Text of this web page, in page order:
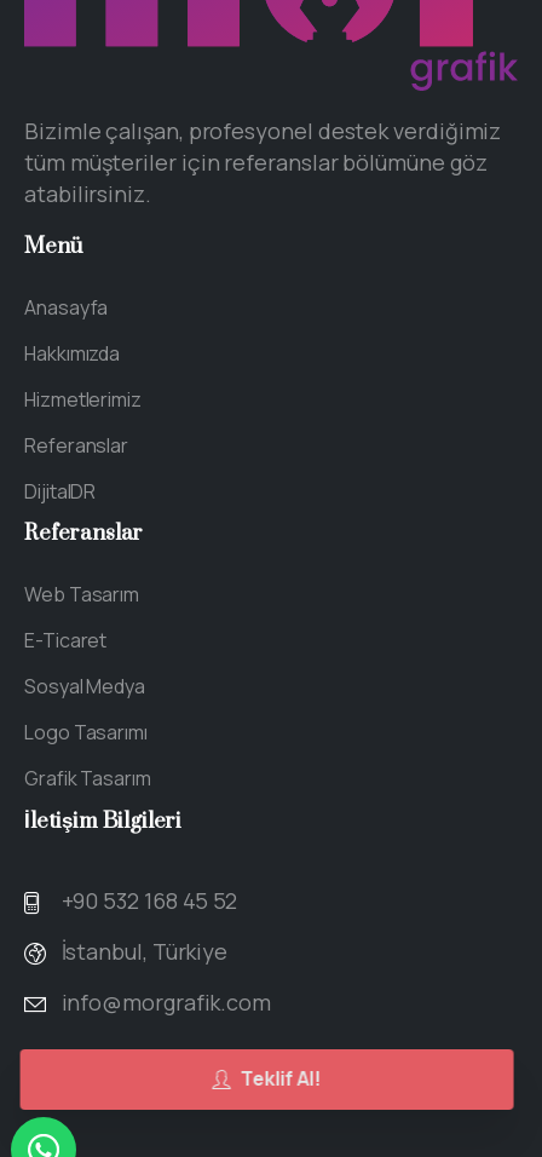
Bizimle çalışan, profesyonel destek verdiğimiz
tüm müşteriler için referanslar bölümüne göz
atabilirsiniz.
Menü
Anasayfa
Hakkımızda
Hizmetlerimiz
Referanslar
DijitalDR
Referanslar
Web Tasarım
E-Ticaret
Sosyal Medya
Logo Tasarımı
Grafik Tasarım
İletişimBilgileri
+90 532 168 45 52
İstanbul, Türkiye
info@morgrafik.com
Teklif Al!